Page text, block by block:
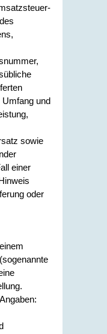
Umfang und
sowie
einer
oder